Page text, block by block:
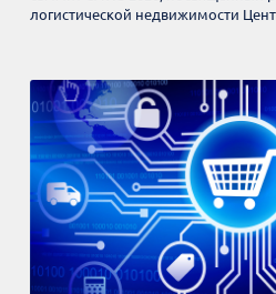
логистической недвижимости